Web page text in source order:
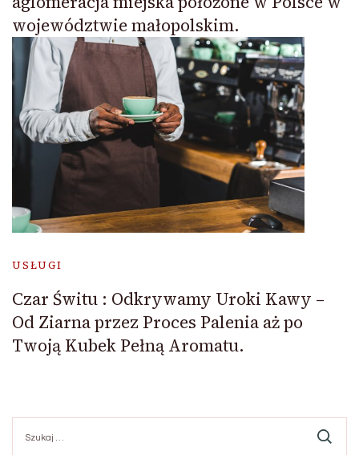
województwie małopolskim.
USŁUGI
Czar Świtu : Odkrywamy Uroki Kawy –
Od Ziarna przez Proces Palenia aż po
Twoją Kubek Pełną Aromatu.